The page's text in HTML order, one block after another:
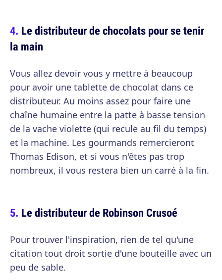
Le distributeur de chocolats pour se tenir
la main
Vous allez devoir vous y mettre à beaucoup
pour avoir une tablette de chocolat dans ce
distributeur. Au moins assez pour faire une
chaîne humaine entre la patte à basse tension
de la vache violette (qui recule au fil du temps)
et la machine. Les gourmands remercieront
Thomas Edison, et si vous n'êtes pas trop
nombreux, il vous restera bien un carré à la fin.
Le distributeur de Robinson Crusoé
Pour trouver l'inspiration, rien de tel qu'une
citation tout droit sortie d'une bouteille avec un
peu de sable.